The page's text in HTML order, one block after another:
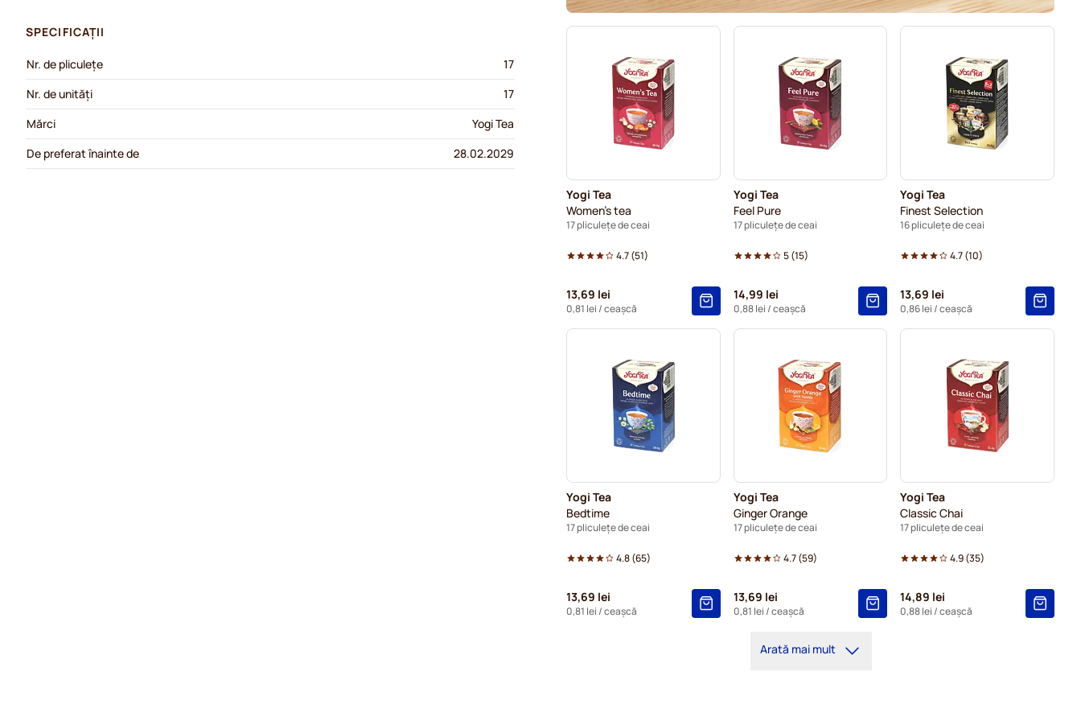
Yogi Tea
Women's tea
17 pliculețe de ceai
4.7(51)
13,69 lei
0,81 lei / ceașcă
Yogi Tea
Feel Pure
17 pliculețe de ceai
5(15)
14,99 lei
0,88 lei / ceașcă
Yogi Tea
Finest Selection
16 pliculețe de ceai
4.7(10)
13,69 lei
0,86 lei / ceașcă
Yogi Tea
Bedtime
17 pliculețe de ceai
4.8(65)
13,69 lei
0,81 lei / ceașcă
Yogi Tea
Ginger Orange
17 pliculețe de ceai
4.7(59)
13,69 lei
0,81 lei / ceașcă
Yogi Tea
Classic Chai
17 pliculețe de ceai
4.9(35)
14,89 lei
0,88 lei / ceașcă
Arată mai mult
SPECIFICAȚII
Nr. de pliculețe
17
Nr. de unități
17
Mărci
Yogi Tea
De preferat înainte de
28.02.2029